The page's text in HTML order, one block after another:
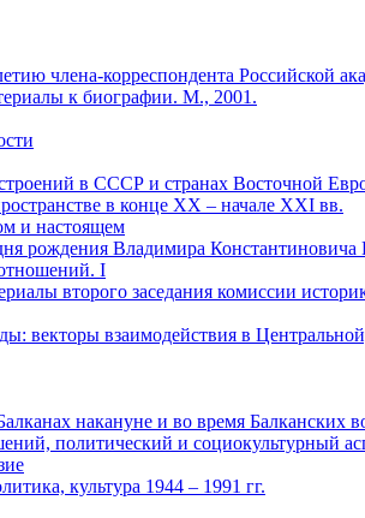
члена-корреспондента Российской
к биографии. М., 2001.
в СССР и странах Восточной
в конце ХХ – начале XXI вв.
и настоящем
рождения Владимира
I
второго заседания комиссии
векторы взаимодействия в
накануне и во время Балканских
политический и социокультурный
культура 1944 – 1991 гг.